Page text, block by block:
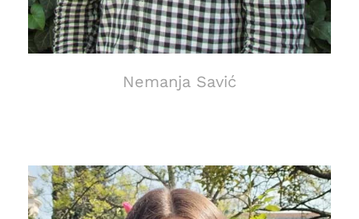
Nemanja Savić